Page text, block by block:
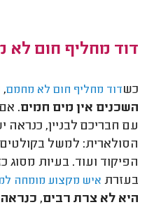
דוד מחליף חום לא
כשדוד מחליף חום לא מחמם,
השכנים אין מים חמים.
עם חבריכם לבניין,
הסולארית: למשל
הפיקוד ועוד. בעיות מסוג
בעזרת איש מקצוע מומחה
היא לא צרת רבים,